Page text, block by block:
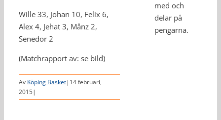
Wille 33, Johan 10, Felix 6,
Alex 4, Jehat 3, Månz 2,
Senedor 2
(Matchrapport av: se bild)
Av Köping Basket| 14 februari,
2015|
med och
delar på
pengarna.